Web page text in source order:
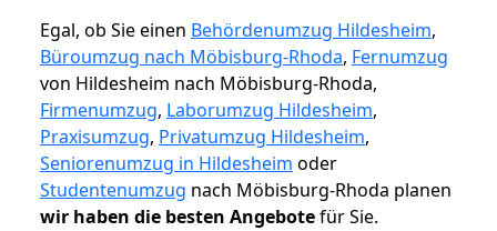
Egal, ob Sie einen Behördenumzug Hildesheim,
Büroumzug nach Möbisburg-Rhoda, Fernumzug
von Hildesheim nach Möbisburg-Rhoda,
Firmenumzug, Laborumzug Hildesheim,
Praxisumzug, Privatumzug Hildesheim,
Seniorenumzug in Hildesheim oder
Studentenumzug nach Möbisburg-Rhoda planen
wir haben die besten Angebotefür Sie.